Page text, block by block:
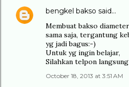
bengkel bakso said…
Membuat bakso
sama saja, tergantung
yg jadi bagus:-)
Untuk yg ingin belajar,
Silahkan telpon
October 18, 2013 at 3:51 AM